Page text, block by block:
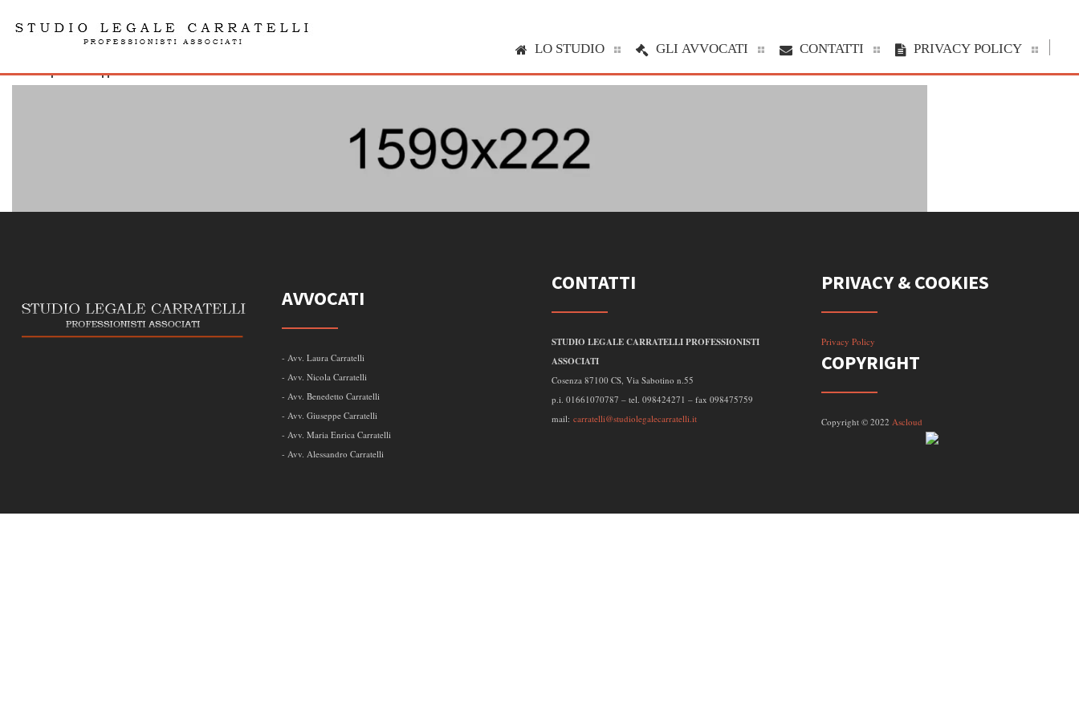
LO STUDIO GLI AVVOCATI CONTATTI PRIVACY POLICY
img41
admin | 06.01.16| | 0 Comments
AVVOCATI
- Avv. Laura Carratelli
- Avv. Nicola Carratelli
- Avv. Benedetto Carratelli
- Avv. Giuseppe Carratelli
- Avv. Maria Enrica Carratelli
- Avv. Alessandro Carratelli
CONTATTI
STUDIO LEGALE CARRATELLI PROFESSIONISTI
ASSOCIATI
Cosenza 87100 CS, Via Sabotino n.55
p.i. 01661070787 – tel. 098424271 – fax 098475759
mail: carratelli@studiolegalecarratelli.it
PRIVACY & COOKIES
Privacy Policy
COPYRIGHT
Copyright © 2022 Ascloud